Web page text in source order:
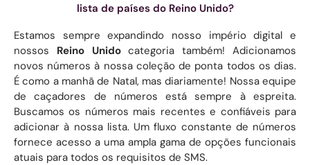
lista de países do Reino Unido?
Estamos sempre expandindo nosso império digital e
nossos Reino Unidocategoria também! Adicionamos
novos números à nossa coleção de ponta todos os dias.
É como a manhã de Natal, mas diariamente! Nossa equipe
de caçadores de números está sempre à espreita.
Buscamos os números mais recentes e confiáveis ​​para
adicionar à nossa lista. Um fluxo constante de números
fornece acesso a uma ampla gama de opções funcionais
atuais para todos os requisitos de SMS.